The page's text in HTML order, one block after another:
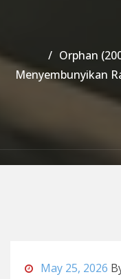
Orphan
Menyembunyikan
May 25, 2026